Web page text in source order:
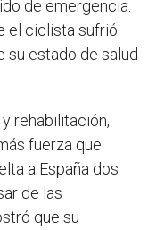
de emergencia.
el ciclista sufrió
su estado de salud
rehabilitación,
fuerza que
a España dos
de las
que su